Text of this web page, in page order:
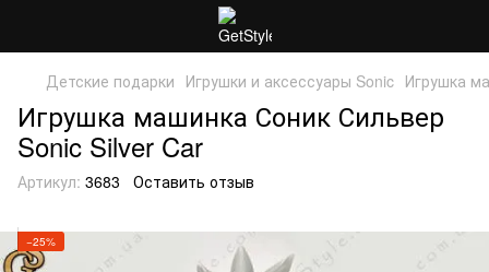
Детские подарки Игрушки и аксессуары Sonic Игрушка
Игрушка машинка Соник Сильвер
Sonic Silver Car
Артикул: 3683 Оставить отзыв
−25%